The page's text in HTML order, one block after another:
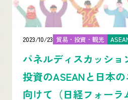
2023/10/23 貿易・投資・観光
パネルディスカッショ
投資のASEANと日本
向けて（日経フォーラ